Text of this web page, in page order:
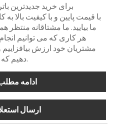
ما بیایید. ما مشتاقانه منتظر
هر کاری که می توانیم
مشتریان خود ارزش بیافزاییم
دهیم که بهترین گزینه آنها باشیم.
ادامه
ارسال